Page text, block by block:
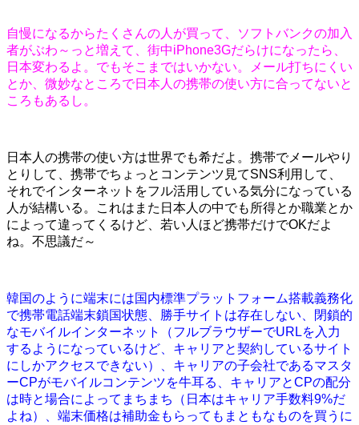
自慢になるからたくさんの人が買って、ソフトバンクの加入
者がぶわ～っと増えて、街中iPhone3Gだらけになったら、
日本変わるよ。でもそこまではいかない。メール打ちにくい
とか、微妙なところで日本人の携帯の使い方に合ってないと
ころもあるし。
日本人の携帯の使い方は世界でも希だよ。携帯でメールやり
とりして、携帯でちょっとコンテンツ見てSNS利用して、
それでインターネットをフル活用している気分になっている
人が結構いる。これはまた日本人の中でも所得とか職業とか
によって違ってくるけど、若い人ほど携帯だけでOKだよ
ね。不思議だ～
韓国のように端末には国内標準プラットフォーム搭載義務化
で携帯電話端末鎖国状態、勝手サイトは存在しない、閉鎖的
なモバイルインターネット（フルブラウザーでURLを入力
するようになっているけど、キャリアと契約しているサイト
にしかアクセスできない）、キャリアの子会社であるマスタ
ーCPがモバイルコンテンツを牛耳る、キャリアとCPの配分
は時と場合によってまちまち（日本はキャリア手数料9%だ
よね）、端末価格は補助金もらってもまともなものを買うに